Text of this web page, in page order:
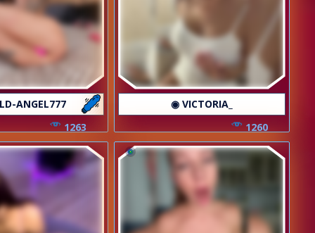
ANGEL777
1263
◉ VICTORIA_
1260